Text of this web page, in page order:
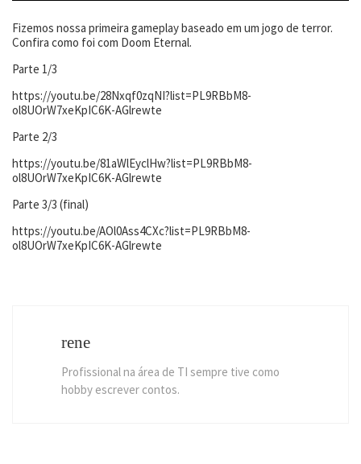
Fizemos nossa primeira gameplay baseado em um jogo de terror.
Confira como foi com Doom Eternal.
Parte 1/3
https://youtu.be/28Nxqf0zqNI?list=PL9RBbM8-
ol8UOrW7xeKpIC6K-AGlrewte
Parte 2/3
https://youtu.be/81aWlEyclHw?list=PL9RBbM8-
ol8UOrW7xeKpIC6K-AGlrewte
Parte 3/3 (final)
https://youtu.be/AOl0Ass4CXc?list=PL9RBbM8-
ol8UOrW7xeKpIC6K-AGlrewte
rene
Profissional na área de TI sempre tive como
hobby escrever contos.